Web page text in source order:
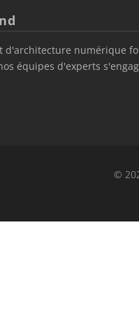
d'architecture numérique
équipes d'experts
©